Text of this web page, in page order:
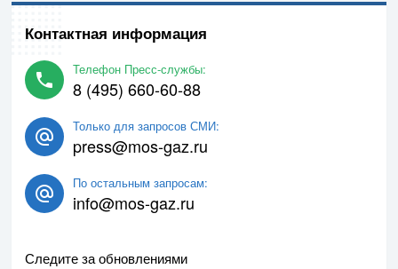
Контактная информация
Телефон Пресс-службы:
8 (495) 660-60-88
Только для запросов СМИ:
press@mos-gaz.ru
По остальным запросам:
info@mos-gaz.ru
Следите за обновлениями